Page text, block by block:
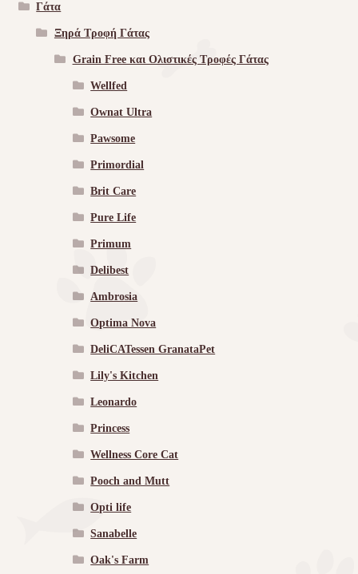
Γάτα
Ξηρά Τροφή Γάτας
Grain Free και Ολιστικές Τροφές Γάτας
Wellfed
Ownat Ultra
Pawsome
Primordial
Brit Care
Pure Life
Primum
Delibest
Ambrosia
Optima Nova
DeliCATessen GranataPet
Lily's Kitchen
Leonardo
Princess
Wellness Core Cat
Pooch and Mutt
Opti life
Sanabelle
Oak's Farm